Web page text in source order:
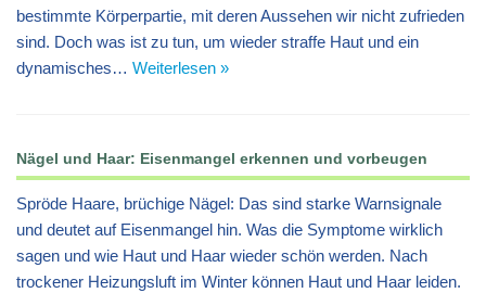
bestimmte Körperpartie, mit deren Aussehen wir nicht zufrieden
sind. Doch was ist zu tun, um wieder straffe Haut und ein
dynamisches… Weiterlesen »
Nägel und Haar: Eisenmangel erkennen und vorbeugen
Spröde Haare, brüchige Nägel: Das sind starke Warnsignale
und deutet auf Eisenmangel hin. Was die Symptome wirklich
sagen und wie Haut und Haar wieder schön werden. Nach
trockener Heizungsluft im Winter können Haut und Haar leiden.